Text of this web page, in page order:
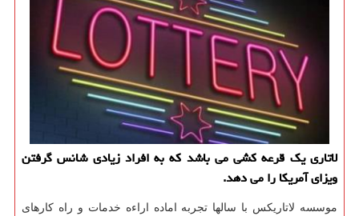
لاتاری یك قرعه كشی می باشد كه به افراد زیادی شانس گرفتن
ویزای آمریكا را می دهد.
موسسه لاتاریکس با سالها تجربه اماده اراءه خدمات و راه کارهای